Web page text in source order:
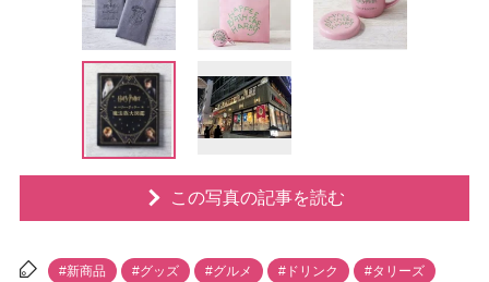
この写真の記事を読む
#新商品 #グッズ #グルメ #ドリンク #タリーズ